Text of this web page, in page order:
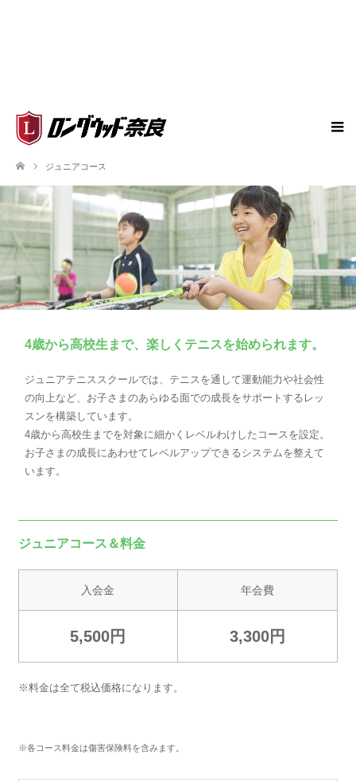
ジュニアコース
4歳から高校生まで、楽しくテニスを始められます。
ジュニアテニススクールでは、テニスを通して運動能力や社会性
の向上など、お子さまのあらゆる面での成長をサポートするレッ
スンを構築しています。
4歳から高校生までを対象に細かくレベルわけしたコースを設定。
お子さまの成長にあわせてレベルアップできるシステムを整えて
います。
ジュニアコース＆料金
入会金 年会費
5,500円 3,300円
※料金は全て税込価格になります。
※各コース料金は傷害保険料を含みます。